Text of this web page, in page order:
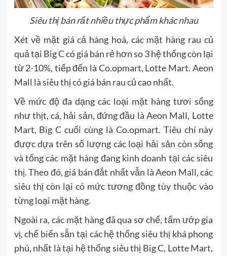
Siêu thị bán rất nhiều thực phẩm khác nhau
Xét về mặt giá cả hàng hoá, các mặt hàng rau củ
quả tại Big C có giá bán rẻ hơn so 3 hệ thống còn lại
từ 2-10%, tiếp đến là Co.opmart, Lotte Mart. Aeon
Mall là siêu thị có giá bán rau củ cao nhất.
Về mức độ đa dạng các loại mặt hàng tươi sống
như thịt, cá, hải sản, đứng đầu là Aeon Mall, Lotte
Mart, Big C cuối cùng là Co.opmart. Tiêu chí này
được dựa trên số lượng các loại hải sản còn sống
và tổng các mặt hàng đang kinh doanh tại các siêu
thị. Theo đó, giá bán đắt nhất vẫn là Aeon Mall, các
siêu thị còn lại có mức tương đồng tùy thuộc vào
từng loại mặt hàng.
Ngoài ra, các mặt hàng đã qua sơ chế, tẩm ướp gia
vị, chế biến sẵn tại các hệ thống siêu thị khá phong
phú, nhất là tại hệ thống siêu thị Big C, Lotte Mart,